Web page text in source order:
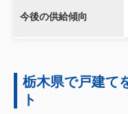
今後の供給傾向
栃木県で戸建て
ト